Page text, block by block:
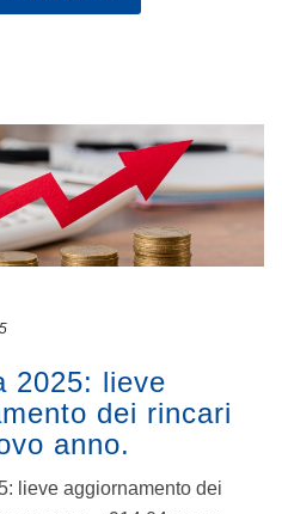
2025: lieve
dei rincari
anno.
lieve aggiornamento dei